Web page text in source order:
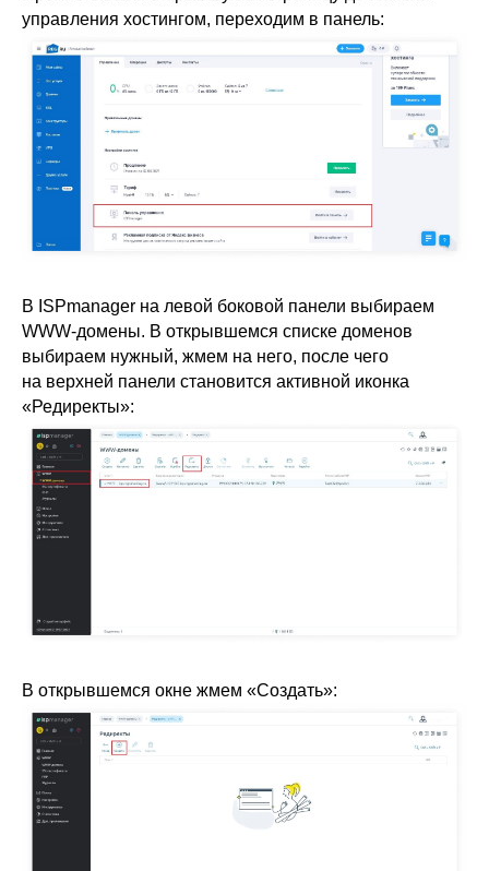
управления хостингом, переходим в панель:
В ISPmanager на левой боковой панели выбираем
WWW-домены. В открывшемся списке доменов
выбираем нужный, жмем на него, после чего
на верхней панели становится активной иконка
«Редиректы»:
В открывшемся окне жмем «Создать»: